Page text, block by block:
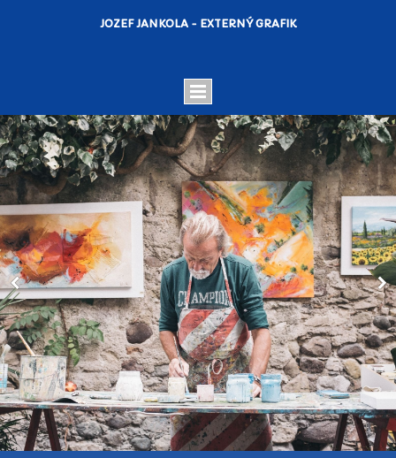
JOZEF JANKOLA - EXTERNÝ GRAFIK